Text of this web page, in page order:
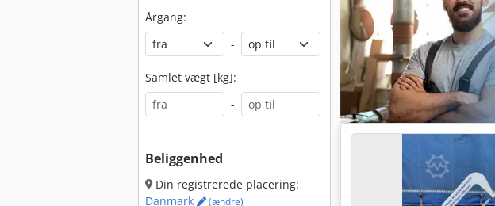
Årgang:
-
Samlet vægt [kg]:
-
Beliggenhed
Din registrerede placering:
Danmark
(ændre)